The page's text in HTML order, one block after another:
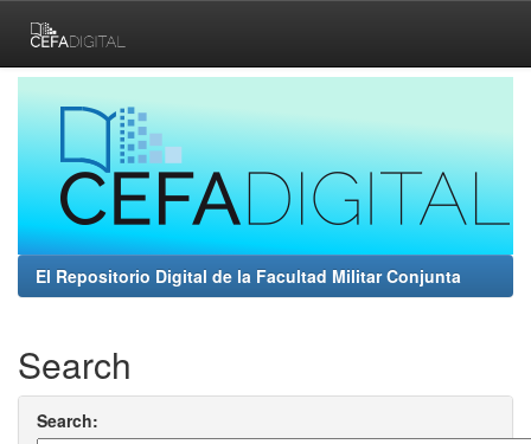
navigation
El Repositorio Digital de la Facultad Militar Conjunta
Search
Search: